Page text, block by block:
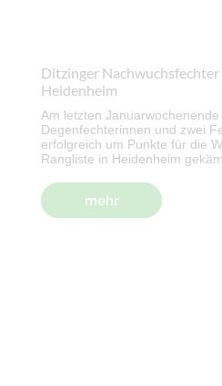
Ditzinger
Heidenheim
Am letzten
Degenfechterinnen und zwei
erfolgreich um Punkte für die
Rangliste in Heidenheim
mehr